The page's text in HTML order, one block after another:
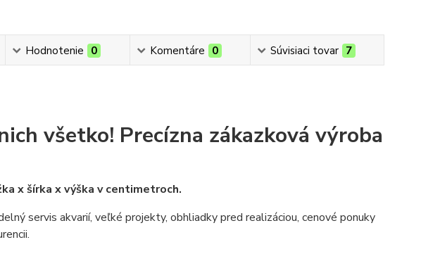
Hodnotenie 0 Komentáre 0 Súvisiaci tovar 7
všetko! Precízna zákazková výroba
x šírka x výška v centimetroch.
servis akvarií, veľké projekty, obhliadky pred realizáciou, cenové ponuky